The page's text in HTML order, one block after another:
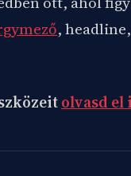
,
olvasd el